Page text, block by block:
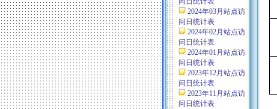
2024年03月站点访
问日统计表
2024年02月站点访
问日统计表
2024年01月站点访
问日统计表
2023年12月站点访
问日统计表
2023年11月站点访
问日统计表